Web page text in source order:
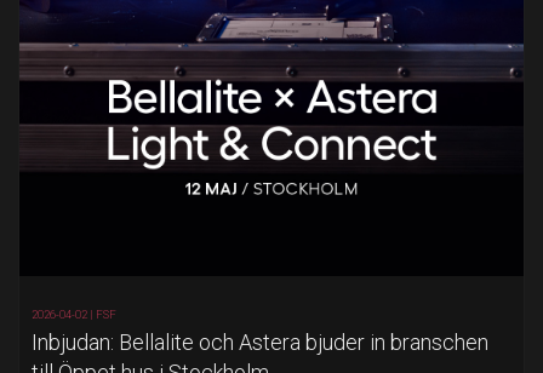
2026-04-02 | FSF
Inbjudan: Bellalite och Astera bjuder in branschen